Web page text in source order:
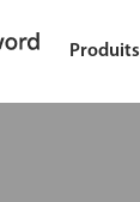
Produits